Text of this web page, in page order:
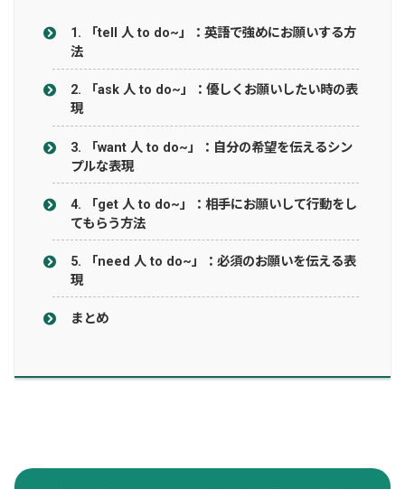
1. 「tell 人 to do~」：英語で強めにお願いする方
法
2. 「ask 人 to do~」：優しくお願いしたい時の表
現
3. 「want 人 to do~」：自分の希望を伝えるシン
プルな表現
4. 「get 人 to do~」：相手にお願いして行動をし
てもらう方法
5. 「need 人 to do~」：必須のお願いを伝える表
現
まとめ